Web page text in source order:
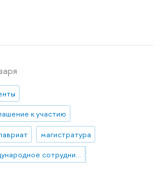
к участию
магистратура
международное сотрудничество